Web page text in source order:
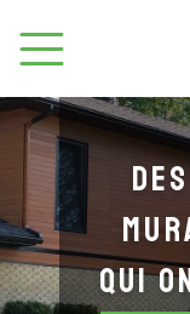
Previousqui